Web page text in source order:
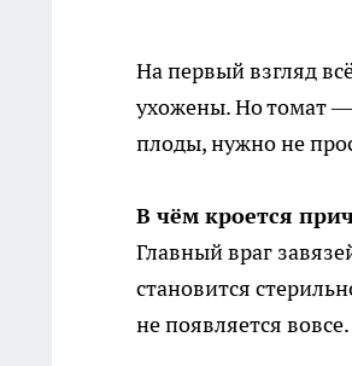
На первый взгляд
ухожены. Но томат —
плоды, нужно не
В чём кроется
Главный враг
становится
не появляется